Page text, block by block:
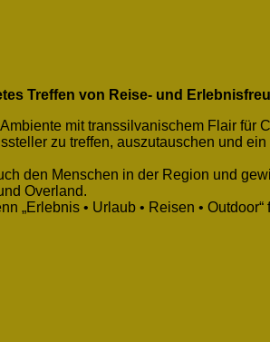
Treffen von Reise- und
mit transsilvanischem Flair für
zu treffen, auszutauschen und
den Menschen in der Region und
Overland.
„Erlebnis • Urlaub • Reisen •